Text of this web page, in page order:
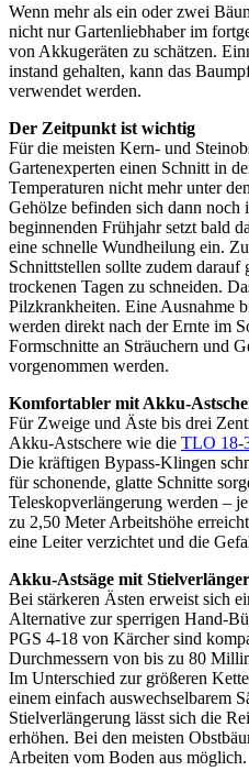
Wenn mehr als ein oder zwei
nicht nur Gartenliebhaber im
von Akkugeräten zu schätzen.
instand gehalten, kann das
verwendet werden.
Der Zeitpunkt ist wichtig
Für die meisten Kern- und
Gartenexperten einen Schnitt in
Temperaturen nicht mehr unter
Gehölze befinden sich dann
beginnenden Frühjahr setzt bald
eine schnelle Wundheilung ein.
Schnittstellen sollte zudem darauf
trockenen Tagen zu schneiden.
Pilzkrankheiten. Eine Ausnahme
werden direkt nach der Ernte im
Formschnitte an Sträuchern und
vorgenommen werden.
Komfortabler mit Akku-
Für Zweige und Äste bis drei
Akku-Astschere wie die TLO 18-
Die kräftigen Bypass-Klingen
für schonende, glatte Schnitte
Teleskopverlängerung werden –
zu 2,50 Meter Arbeitshöhe
eine Leiter verzichtet und die
Akku-Astsäge mit
Bei stärkeren Ästen erweist sich
Alternative zur sperrigen Hand-
PGS 4-18 von Kärcher sind
Durchmessern von bis zu 80
Im Unterschied zur größeren
einem einfach auswechselbarem
Stielverlängerung lässt sich die
erhöhen. Bei den meisten
Arbeiten vom Boden aus möglich.